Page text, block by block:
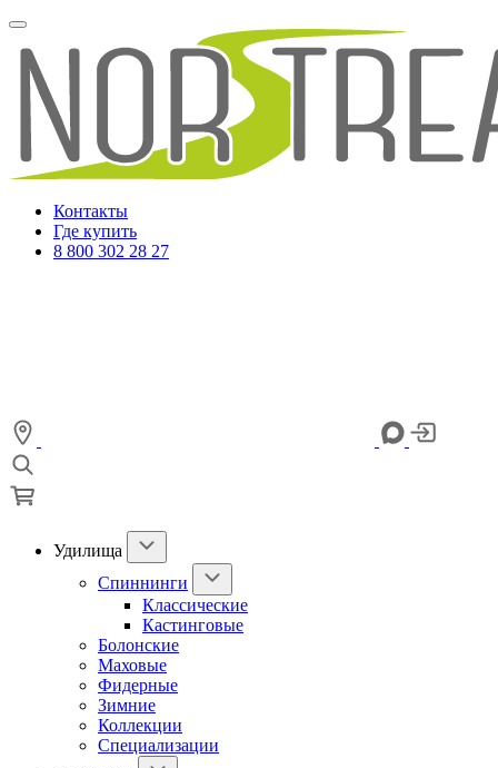
Контакты
Где купить
8 800 302 28 27
Удилища
Спиннинги
Классические
Кастинговые
Болонские
Маховые
Фидерные
Зимние
Коллекции
Специализации